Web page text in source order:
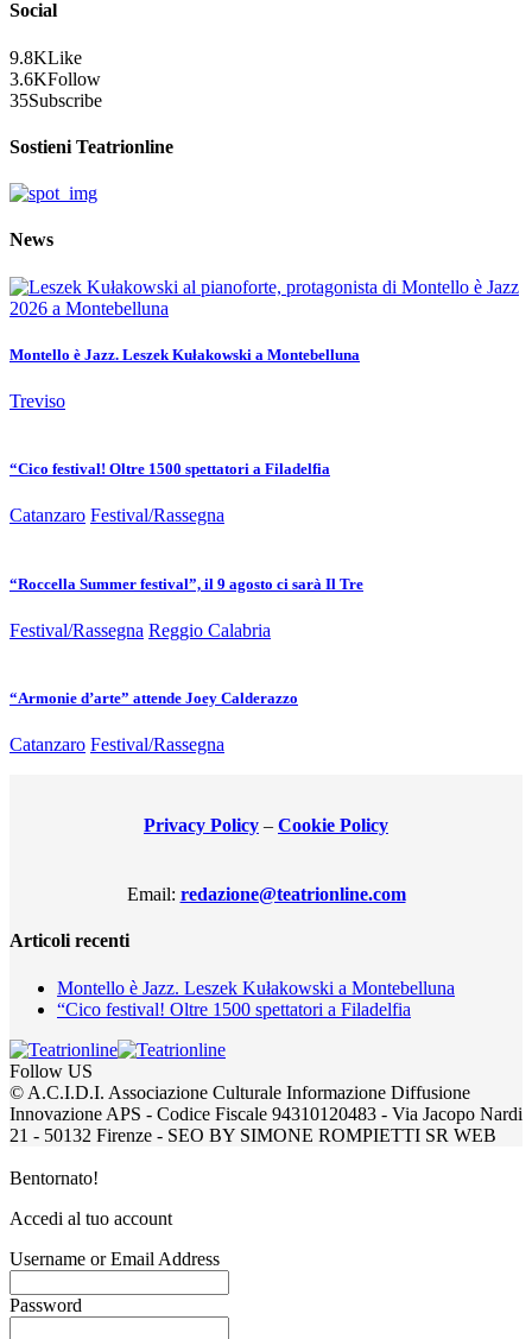
Social
9.8KLike
3.6KFollow
35Subscribe
Sostieni Teatrionline
News
Montello è Jazz. Leszek Kułakowski a Montebelluna
Treviso
“Cico festival! Oltre 1500 spettatori a Filadelfia
Catanzaro Festival/Rassegna
“Roccella Summer festival”, il 9 agosto ci sarà Il Tre
Festival/Rassegna Reggio Calabria
“Armonie d’arte” attende Joey Calderazzo
Catanzaro Festival/Rassegna
Privacy Policy – Cookie Policy
Email: redazione@teatrionline.com
Articoli recenti
Montello è Jazz. Leszek Kułakowski a Montebelluna
“Cico festival! Oltre 1500 spettatori a Filadelfia
Follow US
© A.C.I.D.I. Associazione Culturale Informazione Diffusione
Innovazione APS - Codice Fiscale 94310120483 - Via Jacopo Nardi
21 - 50132 Firenze - SEO BY SIMONE ROMPIETTI SR WEB
Bentornato!
Accedi al tuo account
Username or Email Address
Password